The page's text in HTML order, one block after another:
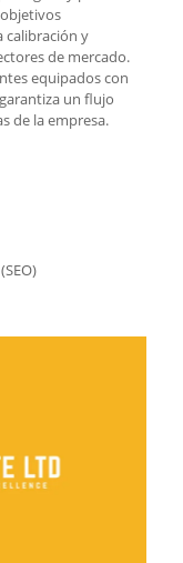
calibración y
de mercado.
equipados con
un flujo
de la empresa.